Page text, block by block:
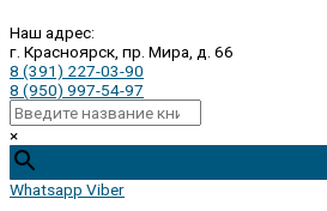
Наш адрес:
г. Красноярск, пр. Мира, д. 66
8 (391) 227-03-90
8 (950) 997-54-97
×
Whatsapp Viber